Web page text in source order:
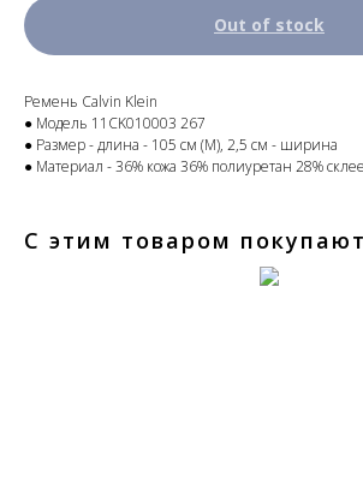
Out of stock
Ремень Calvin Klein
● Модель 11CK010003 267
● Размер - длина - 105 см (M), 2,5 см - ширина
● Материал - 36% кожа 36% полиуретан 28%
С этим товаром